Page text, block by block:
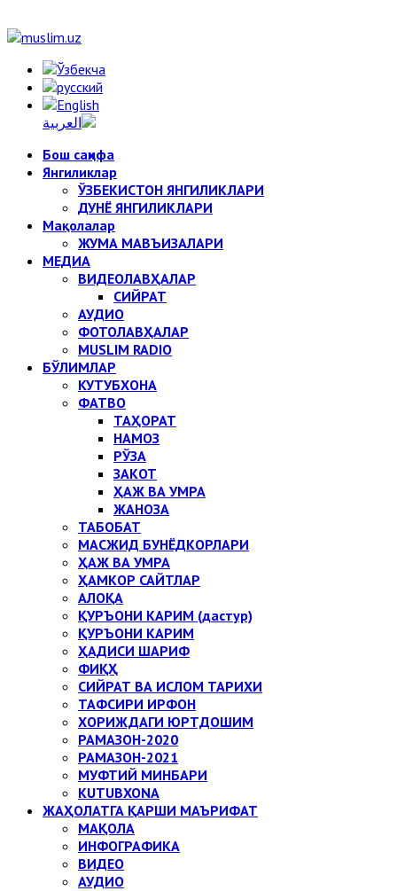
Бош саҳифа
Янгиликлар
ЎЗБЕКИСТОН ЯНГИЛИКЛАРИ
ДУНЁ ЯНГИЛИКЛАРИ
Мақолалар
ЖУМА МАВЪИЗАЛАРИ
МЕДИА
ВИДЕОЛАВҲАЛАР
СИЙРАТ
АУДИО
ФОТОЛАВҲАЛАР
MUSLIM RADIO
БЎЛИМЛАР
КУТУБХОНА
ФАТВО
ТАҲОРАТ
НАМОЗ
РЎЗА
ЗАКОТ
ҲАЖ ВА УМРА
ЖАНОЗА
ТАБОБАТ
МАСЖИД БУНЁДКОРЛАРИ
ҲАЖ ВА УМРА
ҲАМКОР САЙТЛАР
АЛОҚА
ҚУРЪОНИ КАРИМ (дастур)
ҚУРЪОНИ КАРИМ
ҲАДИСИ ШАРИФ
ФИҚҲ
СИЙРАТ ВА ИСЛОМ ТАРИХИ
ТАФСИРИ ИРФОН
ХОРИЖДАГИ ЮРТДОШИМ
РАМАЗОН-2020
РАМАЗОН-2021
МУФТИЙ МИНБАРИ
KUTUBXONA
ЖАҲОЛАТГА ҚАРШИ МАЪРИФАТ
МАҚОЛА
ИНФОГРАФИКА
ВИДЕО
АУДИО